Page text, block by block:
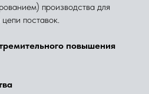
производства для
поставок.
повышения